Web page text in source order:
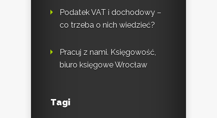
Podatek VAT i dochodowy –
co trzeba o nich wiedzieć?
Pracuj z nami. Księgowość,
biuro księgowe Wrocław
Tagi